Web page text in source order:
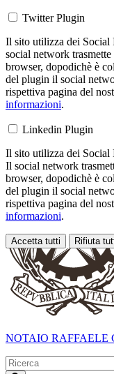
Twitter Plugin
Il sito utilizza dei
social network
browser, dopodichè è
del plugin il social
rispettiva pagina del
informazioni.
Linkedin Plugin
Il sito utilizza dei
Il social network
browser, dopodichè è
del plugin il social
rispettiva pagina del
informazioni.
Accetta tutti Rifiuta
Loading...
NOTAIO RAFFAELE